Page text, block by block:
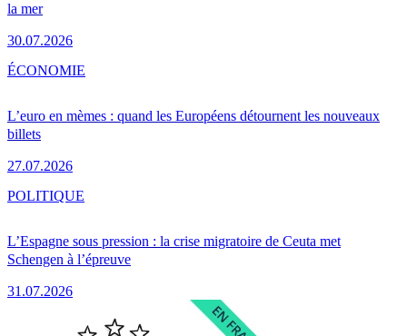
la mer
30.07.2026
L’euro en mèmes : quand les Européens détournent les nouveaux
billets
27.07.2026
ÉCONOMIE
L’Espagne sous pression : la crise migratoire de Ceuta met
Schengen à l’épreuve
31.07.2026
POLITIQUE